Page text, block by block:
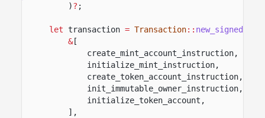
)? ;
let transaction = Transaction::
&[
create_mint_account_instruction,
initialize_mint_instruction,
create_token_account_instruction,
init_immutable_owner_instruction,
initialize_token_account,
],